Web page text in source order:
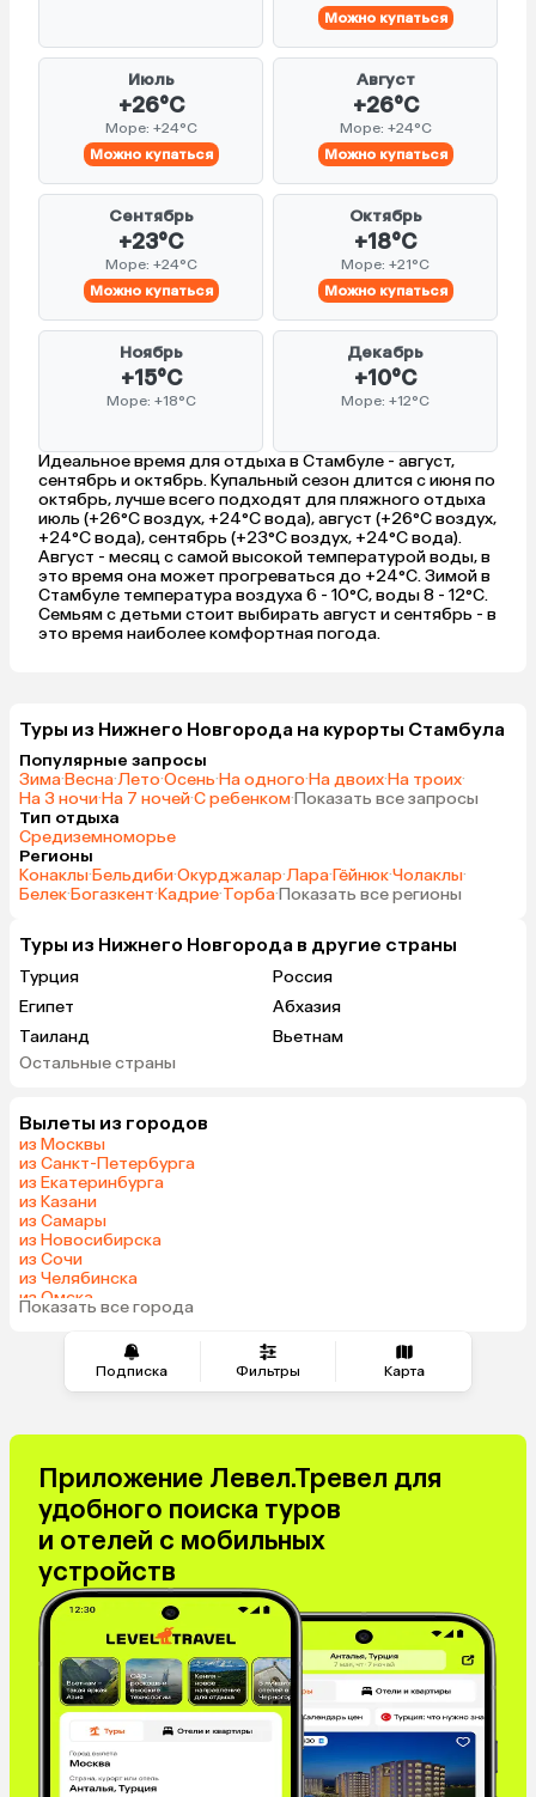
Подписка Фильтры Карта
Можно купаться
Июль
+26°C
Море: +24°C
Можно купаться
Август
+26°C
Море: +24°C
Можно купаться
Сентябрь
+23°C
Море: +24°C
Можно купаться
Октябрь
+18°C
Море: +21°C
Можно купаться
Ноябрь
+15°C
Море: +18°C
Декабрь
+10°C
Море: +12°C
Идеальное время для отдыха в Стамбуле - август,
сентябрь и октябрь. Купальный сезон длится с июня по
октябрь, лучше всего подходят для пляжного отдыха
июль (+26°C воздух, +24°C вода), август (+26°C воздух,
+24°C вода), сентябрь (+23°C воздух, +24°C вода).
Август - месяц с самой высокой температурой воды, в
это время она может прогреваться до +24°C. Зимой в
Стамбуле температура воздуха 6 - 10°C, воды 8 - 12°C.
Семьям с детьми стоит выбирать август и сентябрь - в
это время наиболее комфортная погода.
Туры из Нижнего Новгорода на курорты Стамбула
Популярные запросы
Зима·Весна·Лето·Осень·На одного·На двоих·На троих·
На 3 ночи·На 7 ночей·С ребенком·Показать все запросы
Тип отдыха
Средиземноморье
Регионы
Конаклы·Бельдиби·Окурджалар·Лара·Гёйнюк·Чолаклы·
Белек·Богазкент·Кадрие·Торба·Показать все регионы
Туры из Нижнего Новгорода в другие страны
Турция
Россия
Египет
Абхазия
Таиланд
Вьетнам
ОАЭ
Саудовская Аравия
Остальные страны
Вылеты из городов
из Москвы
из Санкт-Петербурга
из Екатеринбурга
из Казани
из Самары
из Новосибирска
из Сочи
из Челябинска
из Омска
из Красноярска
Показать все города
Приложение Левел.Тревел для
удобного поиска туров
и отелей с мобильных
устройств